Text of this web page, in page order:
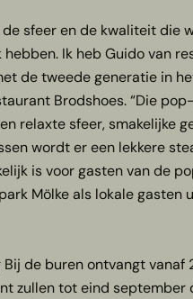
sfeer en de kwaliteit die
Ik heb Guido van
de tweede generatie in
Brodshoes. “Die
relaxte sfeer, smakelijke
wordt er een lekkere
is voor gasten van de
Mölke als lokale gasten
de buren ontvangt
zullen tot eind september